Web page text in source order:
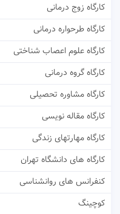
کارگاه زوج درمانی
کارگاه طرحواره درمانی
کارگاه علوم اعصاب شناختی
کارگاه گروه درمانی
کارگاه مشاوره تحصیلی
کارگاه مقاله نویسی
کارگاه مهارتهای زندگی
کارگاه های دانشگاه تهران
کنفرانس های روانشناسی
کوچینگ